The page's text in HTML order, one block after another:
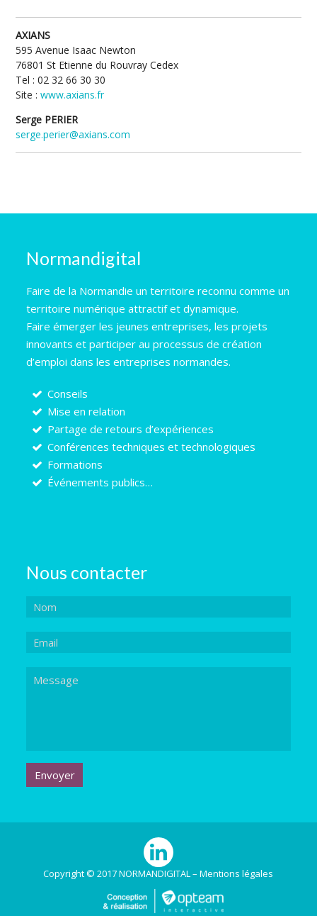
AXIANS
595 Avenue Isaac Newton
76801 St Etienne du Rouvray Cedex
Tel : 02 32 66 30 30
Site :www.axians.fr
Serge PERIER
serge.perier@axians.com
Normandigital
Faire de la Normandie un territoire reconnu comme un
territoire numérique attractif et dynamique.
Faire émerger les jeunes entreprises, les projets
innovants et participer au processus de création
d’emploi dans les entreprises normandes.
Conseils
Mise en relation
Partage de retours d’expériences
Conférences techniques et technologiques
Formations
Événements publics…
Nous contacter
Copyright © 2017 NORMANDIGITAL –Mentions légales